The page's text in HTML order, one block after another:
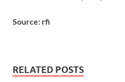
Source: rfi
RELATED POSTS